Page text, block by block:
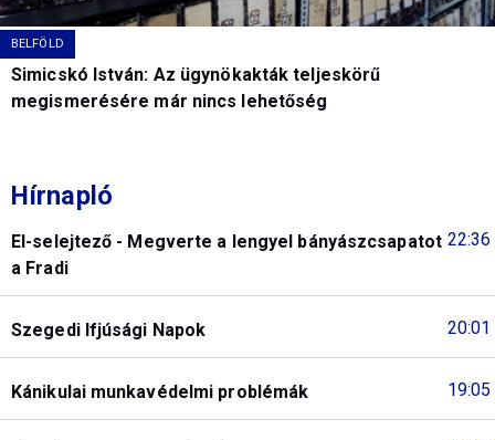
BELFÖLD
Simicskó István: Az ügynökakták teljeskörű
megismerésére már nincs lehetőség
Hírnapló
22:36
El-selejtező - Megverte a lengyel bányászcsapatot
a Fradi
20:01
Szegedi Ifjúsági Napok
19:05
Kánikulai munkavédelmi problémák